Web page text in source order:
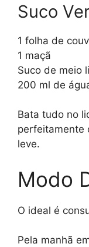
Suco
1 folha de
1 maçã
Suco de meio
200 ml de
Bata tudo no
perfeitamente
leve.
Modo
O ideal é
Pela manhã